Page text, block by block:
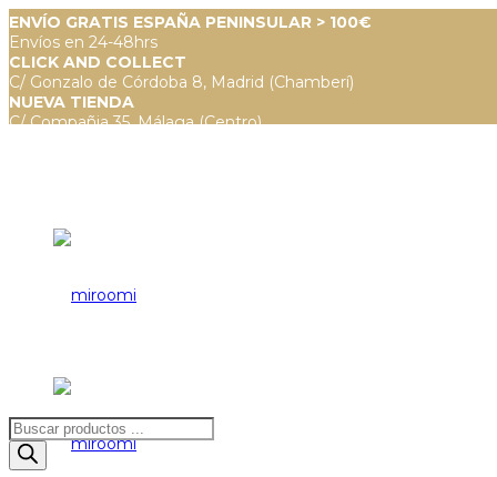
ENVÍO GRATIS ESPAÑA PENINSULAR > 100€
Envíos en 24-48hrs
CLICK AND COLLECT
C/ Gonzalo de Córdoba 8, Madrid (Chamberí)
NUEVA TIENDA
C/ Compañia 35, Málaga (Centro)
Búsqueda
de
productos